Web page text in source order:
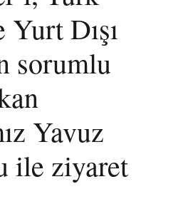
Yurt Dışı
sorumlu
Yavuz
ile ziyaret